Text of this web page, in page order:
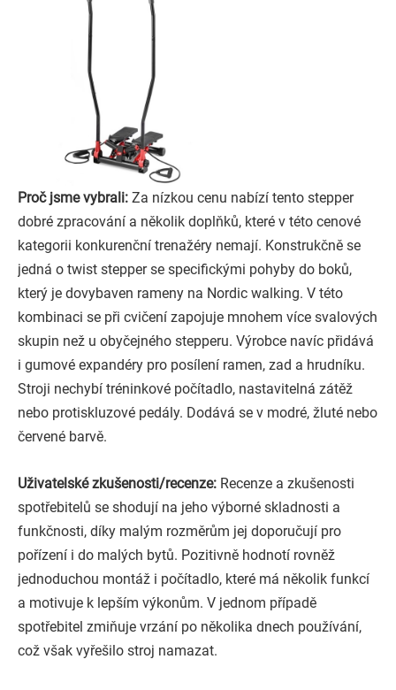
Proč jsme vybrali: Za nízkou cenu nabízí tento stepper
dobré zpracování a několik doplňků, které v této cenové
kategorii konkurenční trenažéry nemají. Konstrukčně se
jedná o twist stepper se specifickými pohyby do boků,
který je dovybaven rameny na Nordic walking. V této
kombinaci se při cvičení zapojuje mnohem více svalových
skupin než u obyčejného stepperu. Výrobce navíc přidává
i gumové expandéry pro posílení ramen, zad a hrudníku.
Stroji nechybí tréninkové počítadlo, nastavitelná zátěž
nebo protiskluzové pedály. Dodává se v modré, žluté nebo
červené barvě.
Uživatelské zkušenosti/recenze: Recenze a zkušenosti
spotřebitelů se shodují na jeho výborné skladnosti a
funkčnosti, díky malým rozměrům jej doporučují pro
pořízení i do malých bytů. Pozitivně hodnotí rovněž
jednoduchou montáž i počítadlo, které má několik funkcí
a motivuje k lepším výkonům. V jednom případě
spotřebitel zmiňuje vrzání po několika dnech používání,
což však vyřešilo stroj namazat.